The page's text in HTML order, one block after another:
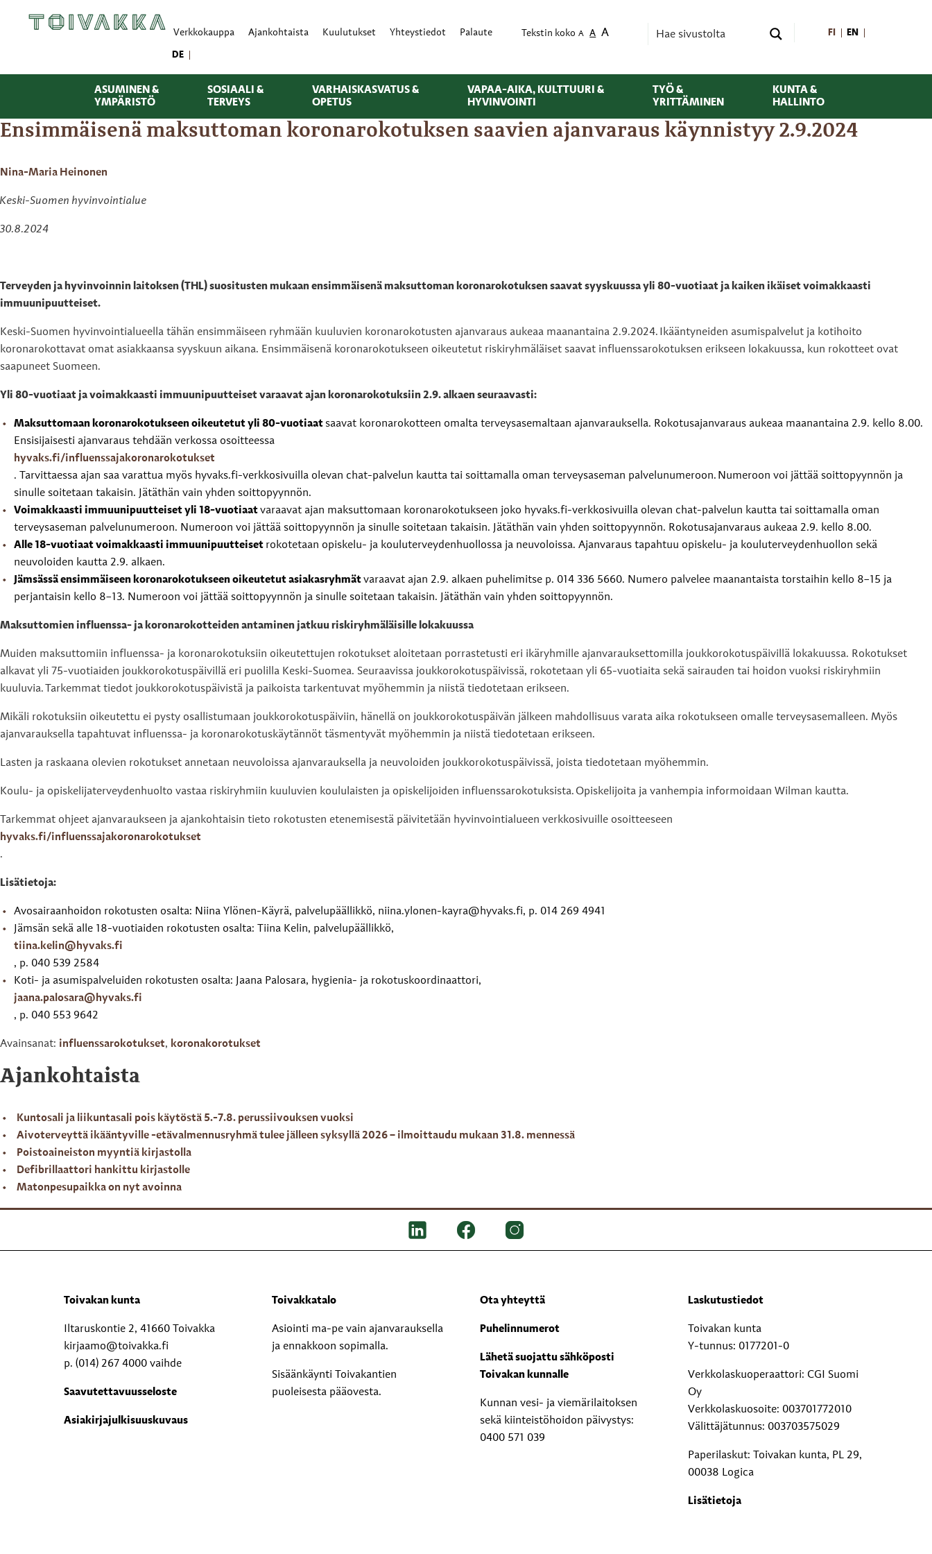
Verkkokauppa Ajankohtaista Kuulutukset Yhteystiedot Palaute Tekstin koko A A A FI EN
DE
ASUMINEN &
YMPÄRISTÖ
SOSIAALI &
TERVEYS
VARHAISKASVATUS &
OPETUS
VAPAA-AIKA, KULTTUURI &
HYVINVOINTI
TYÖ &
YRITTÄMINEN
KUNTA &
HALLINTO
Ensimmäisenä maksuttoman koronarokotuksen saavien ajanvaraus käynnistyy 2.9.2024
Nina-Maria Heinonen
Keski-Suomen hyvinvointialue
30.8.2024
Terveyden ja hyvinvoinnin laitoksen (THL) suositusten mukaan ensimmäisenä maksuttoman koronarokotuksen saavat syyskuussa yli 80-vuotiaat ja kaiken ikäiset voimakkaasti
immuunipuutteiset.
Keski-Suomen hyvinvointialueella tähän ensimmäiseen ryhmään kuuluvien koronarokotusten ajanvaraus aukeaa maanantaina 2.9.2024. Ikääntyneiden asumispalvelut ja kotihoito
koronarokottavat omat asiakkaansa syyskuun aikana. Ensimmäisenä koronarokotukseen oikeutetut riskiryhmäläiset saavat influenssarokotuksen erikseen lokakuussa, kun rokotteet ovat
saapuneet Suomeen.
Yli 80-vuotiaat ja voimakkaasti immuunipuutteiset varaavat ajan koronarokotuksiin 2.9. alkaen seuraavasti:
Maksuttomaan koronarokotukseen oikeutetut yli 80-vuotiaat saavat koronarokotteen omalta terveysasemaltaan ajanvarauksella. Rokotusajanvaraus aukeaa maanantaina 2.9. kello 8.00.
Ensisijaisesti ajanvaraus tehdään verkossa osoitteessa
hyvaks.fi/influenssajakoronarokotukset
. Tarvittaessa ajan saa varattua myös hyvaks.fi-verkkosivuilla olevan chat-palvelun kautta tai soittamalla oman terveysaseman palvelunumeroon. Numeroon voi jättää soittopyynnön ja
sinulle soitetaan takaisin. Jätäthän vain yhden soittopyynnön.
Voimakkaasti immuunipuutteiset yli 18-vuotiaatvaraavat ajan maksuttomaan koronarokotukseen joko hyvaks.fi-verkkosivuilla olevan chat-palvelun kautta tai soittamalla oman
terveysaseman palvelunumeroon. Numeroon voi jättää soittopyynnön ja sinulle soitetaan takaisin. Jätäthän vain yhden soittopyynnön. Rokotusajanvaraus aukeaa 2.9. kello 8.00.
Alle 18-vuotiaat voimakkaasti immuunipuutteiset rokotetaan opiskelu- ja kouluterveydenhuollossa ja neuvoloissa. Ajanvaraus tapahtuu opiskelu- ja kouluterveydenhuollon sekä
neuvoloiden kautta 2.9. alkaen.
Jämsässä ensimmäiseen koronarokotukseen oikeutetut asiakasryhmätvaraavat ajan 2.9. alkaen puhelimitse p. 014 336 5660. Numero palvelee maanantaista torstaihin kello 8–15 ja
perjantaisin kello 8–13. Numeroon voi jättää soittopyynnön ja sinulle soitetaan takaisin. Jätäthän vain yhden soittopyynnön.
Maksuttomien influenssa- ja koronarokotteiden antaminen jatkuu riskiryhmäläisille lokakuussa
Muiden maksuttomiin influenssa- ja koronarokotuksiin oikeutettujen rokotukset aloitetaan porrastetusti eri ikäryhmille ajanvarauksettomilla joukkorokotuspäivillä lokakuussa. Rokotukset
alkavat yli 75-vuotiaiden joukkorokotuspäivillä eri puolilla Keski-Suomea. Seuraavissa joukkorokotuspäivissä, rokotetaan yli 65-vuotiaita sekä sairauden tai hoidon vuoksi riskiryhmiin
kuuluvia. Tarkemmat tiedot joukkorokotuspäivistä ja paikoista tarkentuvat myöhemmin ja niistä tiedotetaan erikseen.
Mikäli rokotuksiin oikeutettu ei pysty osallistumaan joukkorokotuspäiviin, hänellä on joukkorokotuspäivän jälkeen mahdollisuus varata aika rokotukseen omalle terveysasemalleen. Myös
ajanvarauksella tapahtuvat influenssa- ja koronarokotuskäytännöt täsmentyvät myöhemmin ja niistä tiedotetaan erikseen.
Lasten ja raskaana olevien rokotukset annetaan neuvoloissa ajanvarauksella ja neuvoloiden joukkorokotuspäivissä, joista tiedotetaan myöhemmin.
Koulu- ja opiskelijaterveydenhuolto vastaa riskiryhmiin kuuluvien koululaisten ja opiskelijoiden influenssarokotuksista. Opiskelijoita ja vanhempia informoidaan Wilman kautta.
Tarkemmat ohjeet ajanvaraukseen ja ajankohtaisin tieto rokotusten etenemisestä päivitetään hyvinvointialueen verkkosivuille osoitteeseen
hyvaks.fi/influenssajakoronarokotukset
.
Lisätietoja:
Avosairaanhoidon rokotusten osalta: Niina Ylönen-Käyrä, palvelupäällikkö, niina.ylonen-kayra@hyvaks.fi, p. 014 269 4941
Jämsän sekä alle 18-vuotiaiden rokotusten osalta: Tiina Kelin, palvelupäällikkö,
tiina.kelin@hyvaks.fi
, p. 040 539 2584
Koti- ja asumispalveluiden rokotusten osalta: Jaana Palosara, hygienia- ja rokotuskoordinaattori,
jaana.palosara@hyvaks.fi
, p. 040 553 9642
Avainsanat: influenssarokotukset, koronakorotukset
Ajankohtaista
Kuntosali ja liikuntasali pois käytöstä 5.-7.8. perussiivouksen vuoksi
Aivoterveyttä ikääntyville -etävalmennusryhmä tulee jälleen syksyllä 2026 – ilmoittaudu mukaan 31.8. mennessä
Poistoaineiston myyntiä kirjastolla
Defibrillaattori hankittu kirjastolle
Matonpesupaikka on nyt avoinna
Toivakan kunta
Iltaruskontie 2, 41660 Toivakka
kirjaamo@toivakka.fi
p. (014) 267 4000 vaihde
Saavutettavuusseloste
Asiakirjajulkisuuskuvaus
Toivakkatalo
Asiointi ma-pe vain ajanvarauksella
ja ennakkoon sopimalla.
Sisäänkäynti Toivakantien
puoleisesta pääovesta.
Ota yhteyttä
Puhelinnumerot
Lähetä suojattu sähköposti
Toivakan kunnalle
Kunnan vesi- ja viemärilaitoksen
sekä kiinteistöhoidon päivystys:
0400 571 039
Laskutustiedot
Toivakan kunta
Y-tunnus: 0177201-0
Verkkolaskuoperaattori: CGI Suomi
Oy
Verkkolaskuosoite: 003701772010
Välittäjätunnus: 003703575029
Paperilaskut: Toivakan kunta, PL 29,
00038 Logica
Lisätietoja